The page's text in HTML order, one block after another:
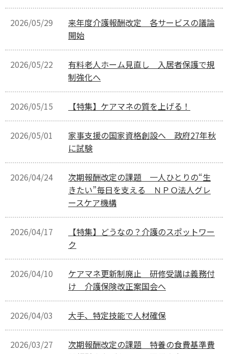
2026/05/29
来年度介護報酬改定 各サービスの議論
開始
2026/05/22
有料老人ホーム見直し 入居者保護で規
制強化へ
2026/05/15 【特集】ケアマネの質を上げる！
2026/05/01
家事支援の国家資格創設へ 政府27年秋
に試験
2026/04/24
次期報酬改定の課題 一人ひとりの“生
きたい”毎日を支える ＮＰＯ法人グレ
ースケア機構
2026/04/17
【特集】どうなの？介護のスポットワー
ク
2026/04/10
ケアマネ更新制廃止 研修受講は義務付
け 介護保険改正案国会へ
2026/04/03 大手、特定技能で人材確保
2026/03/27
次期報酬改定の課題 特養の食費基準費